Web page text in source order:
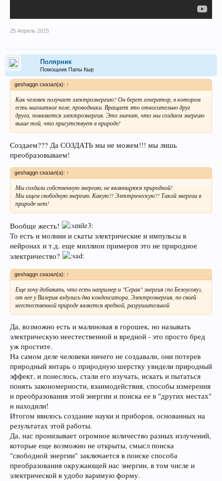
25 Апрель 2015
Полярник
Помощник Папы Кыр
geshaggn сказал(а): ↑
Как человек получает электроэнергию? Он берет генератор, в котором
есть магнитное поле, проводники. Вращает это относительно друг
друга, появляется электроэнергия. Это значит, что мы создаем энергию
выше той, что присутствует в природе!
Создаем??? Да СОЗДАТЬ мы не можем!!! мы лишь
преобразовываем!
geshaggn сказал(а): ↑
Мы создали собственную энергию, не являющуюся природной!
Мы ищем свободную энергию. Какую?! Электрическую?! Такой энергии в
природе нет!
Вообще жесть!
То есть и молнии и скаты электрические и импульсы в
нейронах и т.д. еще миллион примеров это не природное
электричество?
geshaggn сказал(а): ↑
Еще хочу добавить, что есть например и "Серая" энергия (по Белоусову),
от нее у Валерия вздулись два конденсатора. Электроэнергия, по своей
неестественной природе является вредной, разрушительной
Да, возможно есть и малиновая в горошек, но называть
электрическую неестественной и вредной - это просто бред
уж простите.
На самом деле человеки ничего не создавали, они потерев
природный янтарь о природную шерстку увидели природный
эффект, и понеслось, стали его изучать, искать и пытаться
понять закономерности, взаимодействия, способы измерения
и преобразования этой энергии и поиска ее в "других местах"
и находили!
Итогом явилось создание науки и приборов, основанных на
результатах этой работы.
Да, нас пронизывает огромное количество разных излучений,
которые еще возможно не открыты, смысл поиска
"свободной энергии" заключается в поиске способа
преобразования окружающей нас энергии, в том числе и
электрической в удобо варимую форму.